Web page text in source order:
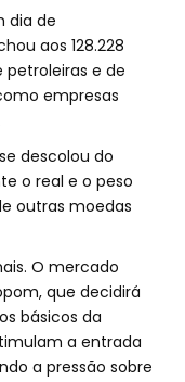
dia de
aos 128.228
petroleiras e de
empresas
descolou do
o real e o peso
outras moedas
O mercado
que decidirá
básicos da
a entrada
a pressão sobre